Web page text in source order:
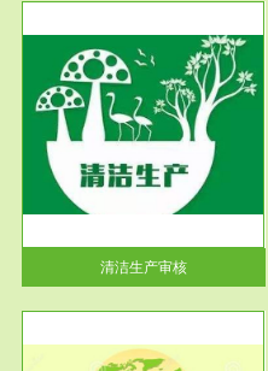
清洁生产审核
服务范围
安全评价
安全评价安全评价目的是查找、
分析和预测工程、系统、生产经
营活...